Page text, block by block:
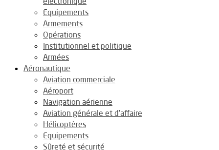
Equipements
Armements
Opérations
Institutionnel et politique
Armées
Aéronautique
Aviation commerciale
Aéroport
Navigation aérienne
Aviation générale et d’affaire
Hélicoptères
Equipements
Sûreté et sécurité